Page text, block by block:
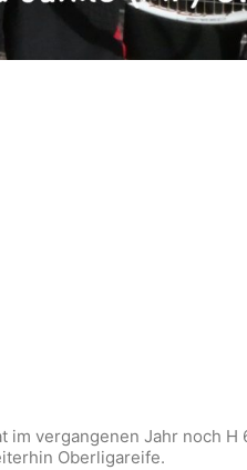
vergangenen Jahr noch
Oberligareife.